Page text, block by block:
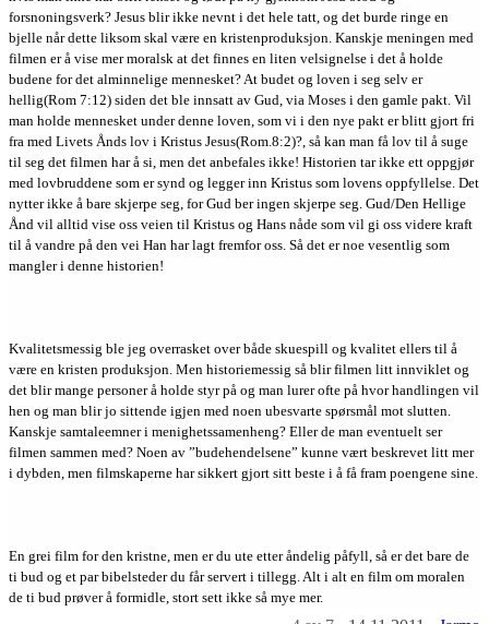
forsnoningsverk? Jesus blir ikke nevnt i det hele tatt, og det burde ringe en
bjelle når dette liksom skal være en kristenproduksjon. Kanskje meningen med
filmen er å vise mer moralsk at det finnes en liten velsignelse i det å holde
budene for det alminnelige mennesket? At budet og loven i seg selv er
hellig(Rom 7:12) siden det ble innsatt av Gud, via Moses i den gamle pakt. Vil
man holde mennesket under denne loven, som vi i den nye pakt er blitt gjort fri
fra med Livets Ånds lov i Kristus Jesus(Rom.8:2)?, så kan man få lov til å suge
til seg det filmen har å si, men det anbefales ikke! Historien tar ikke ett oppgjør
med lovbruddene som er synd og legger inn Kristus som lovens oppfyllelse. Det
nytter ikke å bare skjerpe seg, for Gud ber ingen skjerpe seg. Gud/Den Hellige
Ånd vil alltid vise oss veien til Kristus og Hans nåde som vil gi oss videre kraft
til å vandre på den vei Han har lagt fremfor oss. Så det er noe vesentlig som
mangler i denne historien!
Kvalitetsmessig ble jeg overrasket over både skuespill og kvalitet ellers til å
være en kristen produksjon. Men historiemessig så blir filmen litt innviklet og
det blir mange personer å holde styr på og man lurer ofte på hvor handlingen vil
hen og man blir jo sittende igjen med noen ubesvarte spørsmål mot slutten.
Kanskje samtaleemner i menighetssamenheng? Eller de man eventuelt ser
filmen sammen med? Noen av ”budehendelsene” kunne vært beskrevet litt mer
i dybden, men filmskaperne har sikkert gjort sitt beste i å få fram poengene sine.
En grei film for den kristne, men er du ute etter åndelig påfyll, så er det bare de
ti bud og et par bibelsteder du får servert i tillegg. Alt i alt en film om moralen
de ti bud prøver å formidle, stort sett ikke så mye mer.